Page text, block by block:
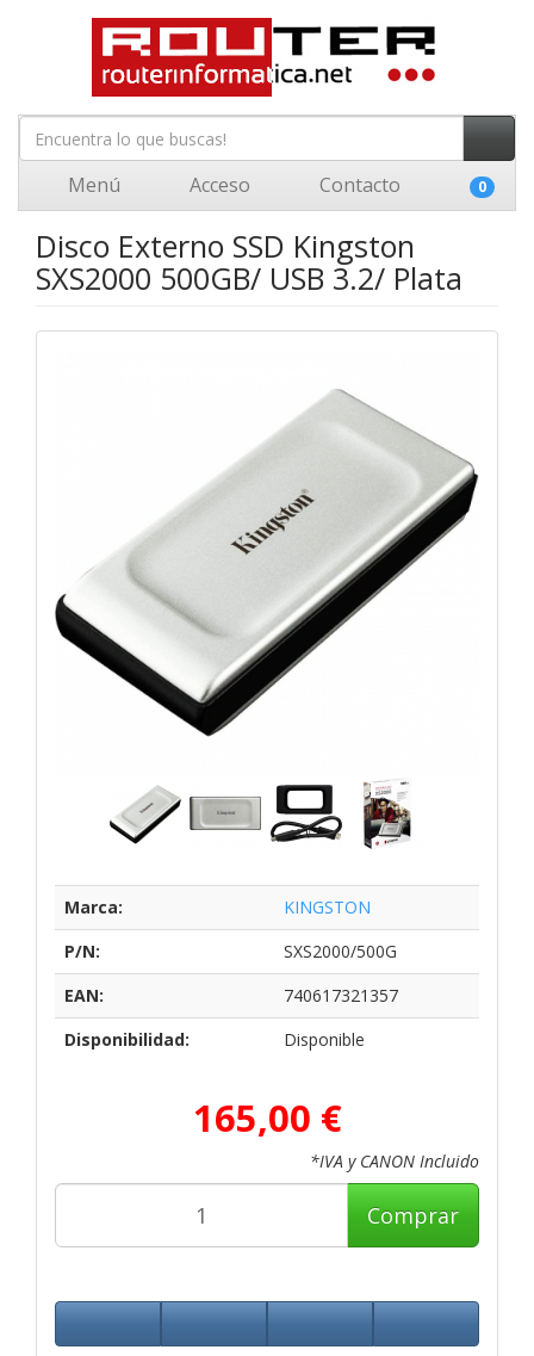
Menú Acceso Contacto 0
Disco Externo SSD Kingston
SXS2000 500GB/ USB 3.2/ Plata
Marca:
KINGSTON
P/N:
SXS2000/500G
EAN:
740617321357
Disponibilidad:
Disponible
165,00 €
*IVA y CANON Incluido
Comprar